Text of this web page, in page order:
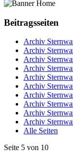
Beitragsseiten
Archiv
Archiv
Archiv
Archiv
Archiv
Archiv
Archiv
Archiv
Archiv
Archiv
Alle Seiten
Seite 5 von 10